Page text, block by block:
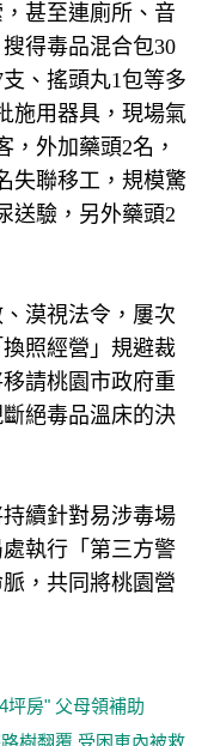
甚至連廁所、音
得毒品混合包30
、搖頭丸1包等多
施用器具，現場氣
，外加藥頭2名，
失聯移工，規模驚
送驗，另外藥頭2
漠視法令，屢次
照經營」規避裁
請桃園市政府重
絕毒品溫床的決
續針對易涉毒場
執行「第三方警
，共同將桃園營
房" 父母領補助
樹翻覆 受困車內被救